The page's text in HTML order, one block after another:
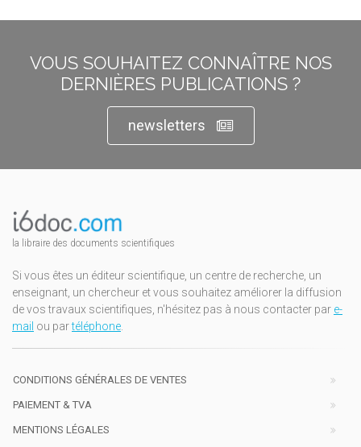
VOUS SOUHAITEZ CONNAÎTRE NOS
DERNIÈRES PUBLICATIONS ?
newsletters
la libraire des documents scientifiques
Si vous êtes un éditeur scientifique, un centre de recherche, un
enseignant, un chercheur et vous souhaitez améliorer la diffusion
de vos travaux scientifiques, n'hésitez pas à nous contacter par e-
mail ou partéléphone
CONDITIONS GÉNÉRALES DE VENTES
PAIEMENT & TVA
MENTIONS LÉGALES